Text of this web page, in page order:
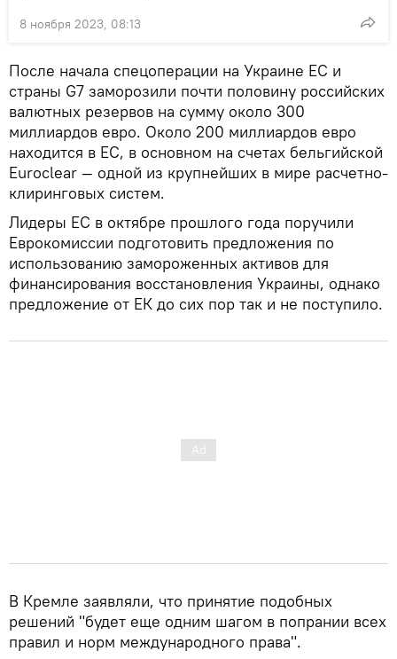
8 ноября 2023, 08:13
После начала спецоперации на Украине ЕС и
страны G7 заморозили почти половину российских
валютных резервов на сумму около 300
миллиардов евро. Около 200 миллиардов евро
находится в ЕС, в основном на счетах бельгийской
Euroclear — одной из крупнейших в мире расчетно-
клиринговых систем.
Лидеры ЕС в октябре прошлого года поручили
Еврокомиссии подготовить предложения по
использованию замороженных активов для
финансирования восстановления Украины, однако
предложение от ЕК до сих пор так и не поступило.
В Кремле заявляли, что принятие подобных
решений "будет еще одним шагом в попрании всех
правил и норм международного права".